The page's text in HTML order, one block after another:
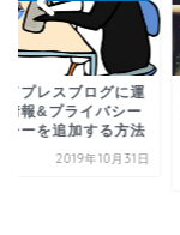
で稼ぐための知行合
考え方。ノウハウコ
ターにならないよ